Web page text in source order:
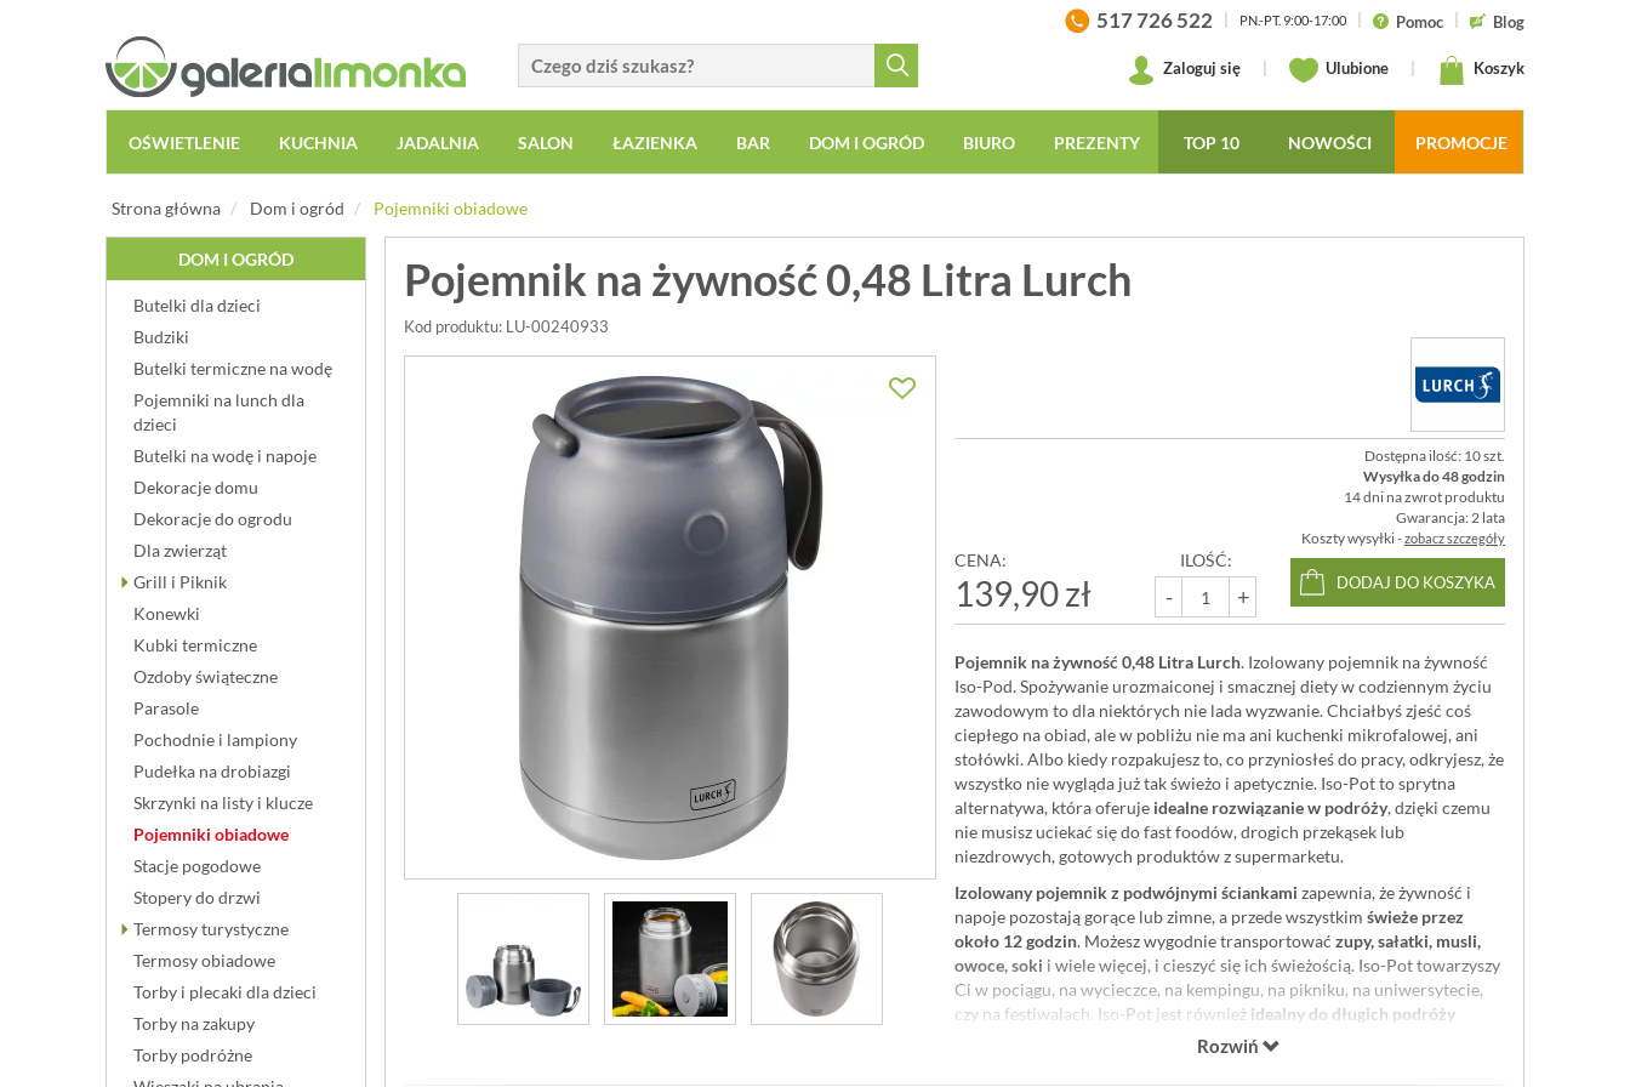
517 726 522 PN.-PT. 9:00-17:00 Pomoc Blog
Zaloguj się Ulubione Koszyk
OŚWIETLENIE KUCHNIA JADALNIA SALON ŁAZIENKA BAR DOM I OGRÓD BIURO PREZENTY TOP 10 NOWOŚCI PROMOCJE
Strona główna Dom i ogród Pojemniki obiadowe
DOM I OGRÓD
Butelki dla dzieci
Budziki
Butelki termiczne na wodę
Pojemniki na lunch dla
dzieci
Butelki na wodę i napoje
Dekoracje domu
Dekoracje do ogrodu
Dla zwierząt
Grill i Piknik
Konewki
Kubki termiczne
Ozdoby świąteczne
Parasole
Pochodnie i lampiony
Pudełka na drobiazgi
Skrzynki na listy i klucze
Pojemniki obiadowe
Stacje pogodowe
Stopery do drzwi
Termosy turystyczne
Termosy obiadowe
Torby i plecaki dla dzieci
Torby na zakupy
Torby podróżne
Pojemnik na żywność 0,48 Litra Lurch
Kod produktu: LU-00240933
Dostępna ilość: 10 szt.
Wysyłka do 48 godzin
14 dni na zwrot produktu
Gwarancja: 2 lata
Koszty wysyłki -zobacz szczegóły
CENA:
139,90 zł
ILOŚĆ:
- +
DODAJ DO KOSZYKA
Pojemnik na żywność 0,48 Litra Lurch. Izolowany pojemnik na żywność
Iso-Pod. Spożywanie urozmaiconej i smacznej diety w codziennym życiu
zawodowym to dla niektórych nie lada wyzwanie. Chciałbyś zjeść coś
ciepłego na obiad, ale w pobliżu nie ma ani kuchenki mikrofalowej, ani
stołówki. Albo kiedy rozpakujesz to, co przyniosłeś do pracy, odkryjesz, że
wszystko nie wygląda już tak świeżo i apetycznie. Iso-Pot to sprytna
alternatywa, która oferuje idealne rozwiązanie w podróży, dzięki czemu
nie musisz uciekać się do fast foodów, drogich przekąsek lub
niezdrowych, gotowych produktów z supermarketu.
Izolowany pojemnik z podwójnymi ściankami zapewnia, że ​​żywność i
napoje pozostają gorące lub zimne, a przede wszystkim świeże przez
około 12 godzin. Możesz wygodnie transportować zupy, sałatki, musli,
owoce, soki i wiele więcej, i cieszyć się ich świeżością. Iso-Pot towarzyszy
Ci w pociągu, na wycieczce, na kempingu, na pikniku, na uniwersytecie,
czy na festiwalach. Iso-Pot jest również idealny do długich podróży
. Nawet jedzenie dla niemowląt jest gotowe do podania w
Rozwiń